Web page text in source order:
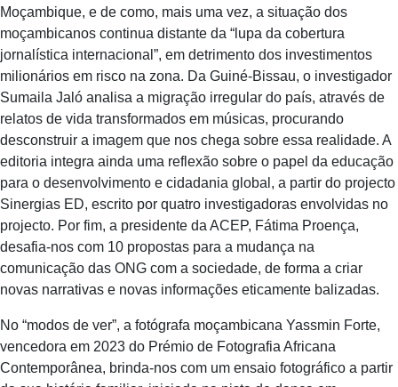
Moçambique, e de como, mais uma vez, a situação dos
moçambicanos continua distante da “lupa da cobertura
jornalística internacional”, em detrimento dos investimentos
milionários em risco na zona. Da Guiné-Bissau, o investigador
Sumaila Jaló analisa a migração irregular do país, através de
relatos de vida transformados em músicas, procurando
desconstruir a imagem que nos chega sobre essa realidade. A
editoria integra ainda uma reflexão sobre o papel da educação
para o desenvolvimento e cidadania global, a partir do projecto
Sinergias ED, escrito por quatro investigadoras envolvidas no
projecto. Por fim, a presidente da ACEP, Fátima Proença,
desafia-nos com 10 propostas para a mudança na
comunicação das ONG com a sociedade, de forma a criar
novas narrativas e novas informações eticamente balizadas.
No “modos de ver”, a fotógrafa moçambicana Yassmin Forte,
vencedora em 2023 do Prémio de Fotografia Africana
Contemporânea, brinda-nos com um ensaio fotográfico a partir